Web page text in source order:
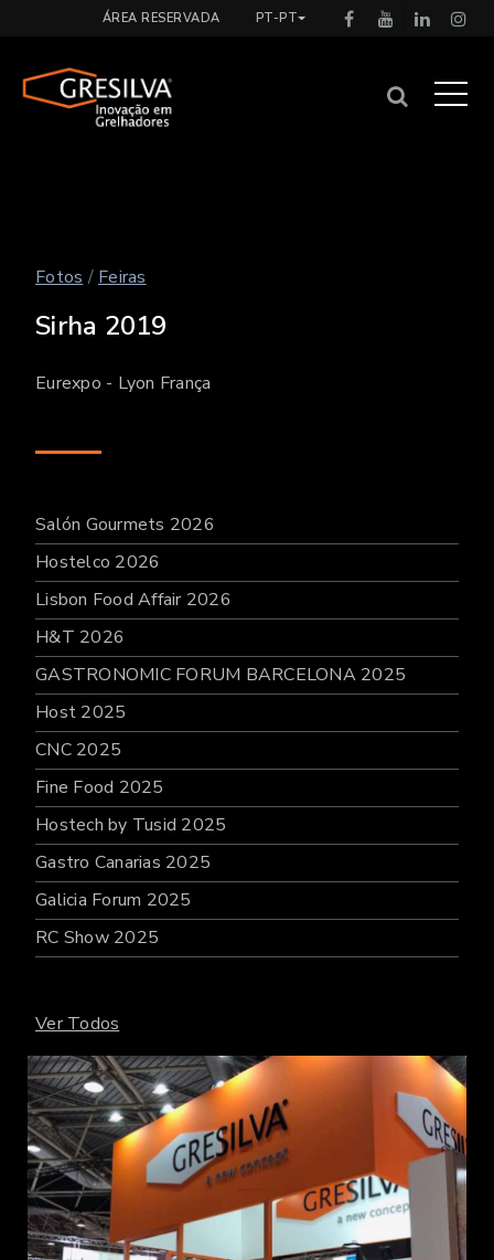
ÁREA RESERVADA PT-PT
Fotos / Feiras
Sirha 2019
Eurexpo - Lyon França
Salón Gourmets 2026
Hostelco 2026
Lisbon Food Affair 2026
H&T 2026
GASTRONOMIC FORUM BARCELONA 2025
Host 2025
CNC 2025
Fine Food 2025
Hostech by Tusid 2025
Gastro Canarias 2025
Galicia Forum 2025
RC Show 2025
Ver Todos